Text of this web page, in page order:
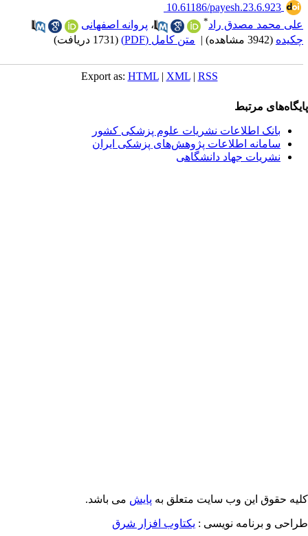
‎ 10.61186/payesh.23.6.923
محمد مصدق راد * ،پروانه اصفهانی
(3942 مشاهده) | متن کامل (PDF) (1731 دریافت)
Export as:HTML |XML|RSS
مرتبط
بانک اطلاعات نشریات علوم پزشکی کشور
سامانه اطلاعات پژوهش‌های پزشکی ایران
نشریات جهاد دانشگاهی
حقوق این وب سایت متعلق بهپایشمی باشد.
و برنامه نویسی : یکتاوب افزار شرق